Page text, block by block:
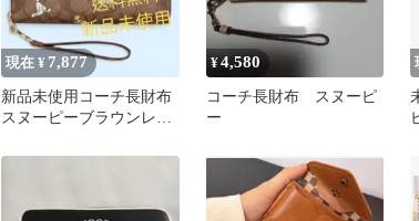
現在 ¥ 7,877
新品未使用コーチ長財布
スヌーピーブラウンレザ
無料即日発送
¥4,580
コーチ長財布 スヌーピ
ー